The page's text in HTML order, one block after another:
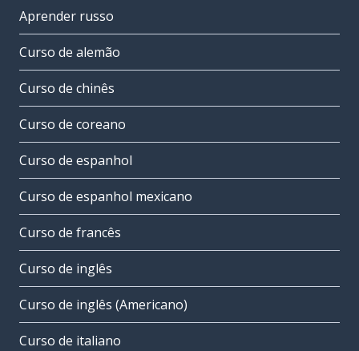
Aprender russo
Curso de alemão
Curso de chinês
Curso de coreano
Curso de espanhol
Curso de espanhol mexicano
Curso de francês
Curso de inglês
Curso de inglês (Americano)
Curso de italiano